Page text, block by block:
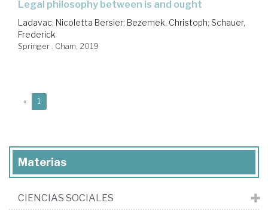
legal philosophy between is and ought
Ladavac, Nicoletta Bersier; Bezemek, Christoph; Schauer,
Frederick
Springer . Cham, 2019
« 1
Materias
CIENCIAS SOCIALES